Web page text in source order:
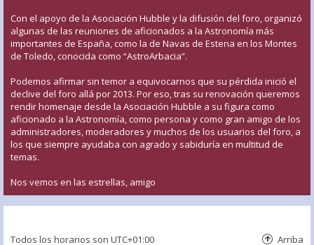
Con el apoyo de la Asociación Hubble y la difusión del foro, organizó
algunas de las reuniones de aficionados a la Astronomía más
importantes de España, como la de Navas de Estena en los Montes
de Toledo, conocida como “AstroArbacia”.
Podemos afirmar sin temor a equivocarnos que su pérdida inició el
declive del foro allá por 2013. Por eso, tras su renovación queremos
rendir homenaje desde la Asociación Hubble a su figura como
aficionado a la Astronomía, como persona y como gran amigo de los
administradores, moderadores y muchos de los usuarios del foro, a
los que siempre ayudaba con agrado y sabiduría en multitud de
temas.
Nos vemos en las estrellas, amigo
Todos los horarios son UTC+01:00 Arriba